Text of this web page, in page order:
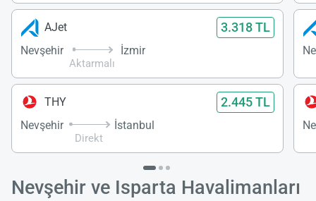
AJet 3.318 TL
Nevşehir
Aktarmalı
İzmir
THY 2.445 TL
Nevşehir
Direkt
İstanbul
Nevşehir ve Isparta Havalimanları